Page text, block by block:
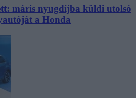
máris nyugdíjba küldi utolsó
a Honda